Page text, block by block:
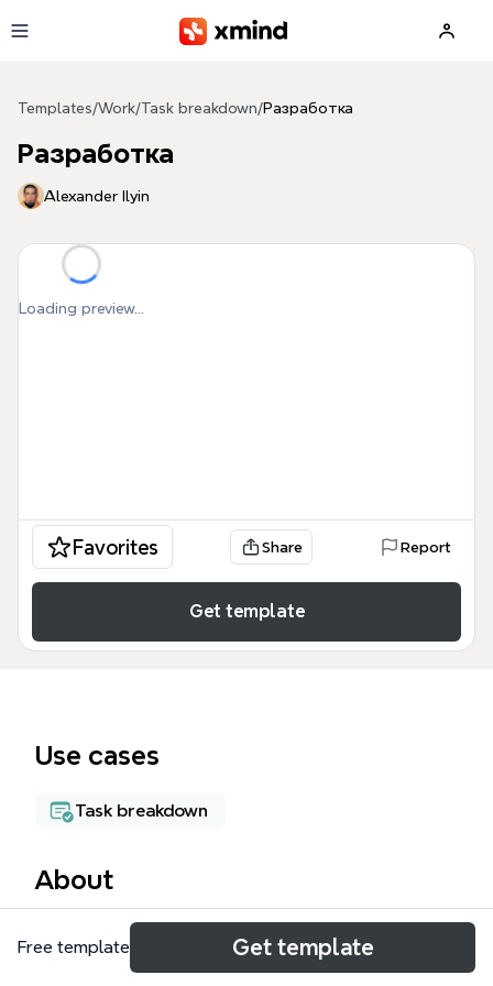
Templates/Work/Task breakdown/Разработка
Разработка
Alexander Ilyin
Loading preview...
Favorites Share Report
Get template
Use cases
Task breakdown
About
Этот шаблон mind map «Разработка» охватывает
ключевые аспекты процесса разработки ПО:
Free template Get template